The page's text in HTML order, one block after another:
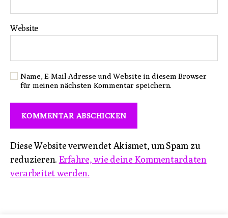
Website
Name, E-Mail-Adresse und Website in diesem Browser
für meinen nächsten Kommentar speichern.
Diese Website verwendet Akismet, um Spam zu
reduzieren. Erfahre, wie deine Kommentardaten
verarbeitet werden.